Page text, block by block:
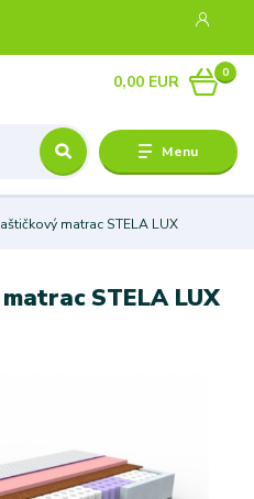
Menu
0
0,00 EUR
matrac STELA LUX
STELA LUX